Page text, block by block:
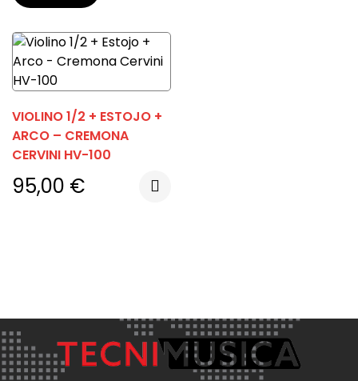
VIOLINO 1/2 + ESTOJO +
ARCO – CREMONA
CERVINI HV-100
95,00 €